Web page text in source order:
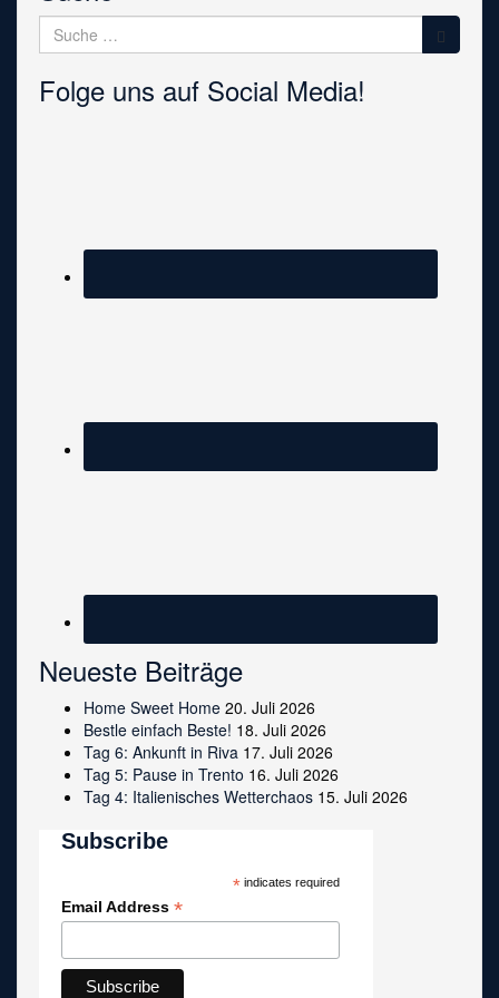
Suche
nach:
Folge uns auf Social Media!
Neueste Beiträge
Home Sweet Home 20. Juli 2026
Bestle einfach Beste! 18. Juli 2026
Tag 6: Ankunft in Riva 17. Juli 2026
Tag 5: Pause in Trento 16. Juli 2026
Tag 4: Italienisches Wetterchaos 15. Juli 2026
Subscribe
*indicates required
Email Address *